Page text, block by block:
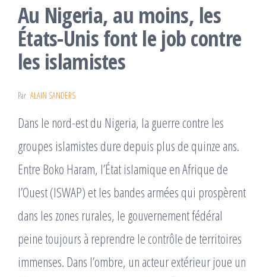
Au Nigeria, au moins, les
États-Unis font le job contre
les islamistes
Par ALAIN SANDERS
Dans le nord-est du Nigeria, la guerre contre les
groupes islamistes dure depuis plus de quinze ans.
Entre Boko Haram, l’État islamique en Afrique de
l’Ouest (ISWAP) et les bandes armées qui prospèrent
dans les zones rurales, le gouvernement fédéral
peine toujours à reprendre le contrôle de territoires
immenses. Dans l’ombre, un acteur extérieur joue un